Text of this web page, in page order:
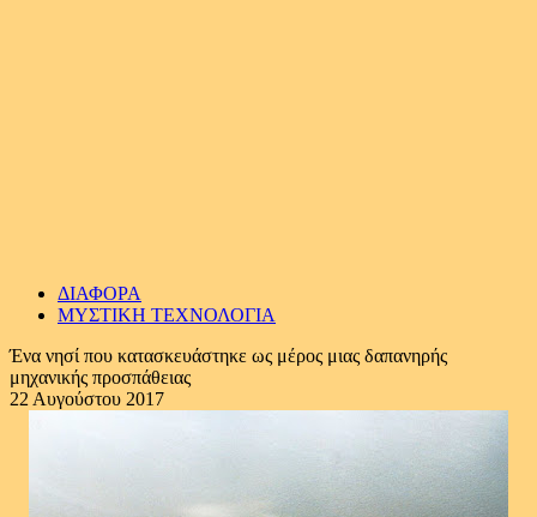
ΔΙΑΦΟΡΑ
ΜΥΣΤΙΚΗ ΤΕΧΝΟΛΟΓΙΑ
Ένα νησί που κατασκευάστηκε ως μέρος μιας δαπανηρής
μηχανικής προσπάθειας
22 Αυγούστου 2017